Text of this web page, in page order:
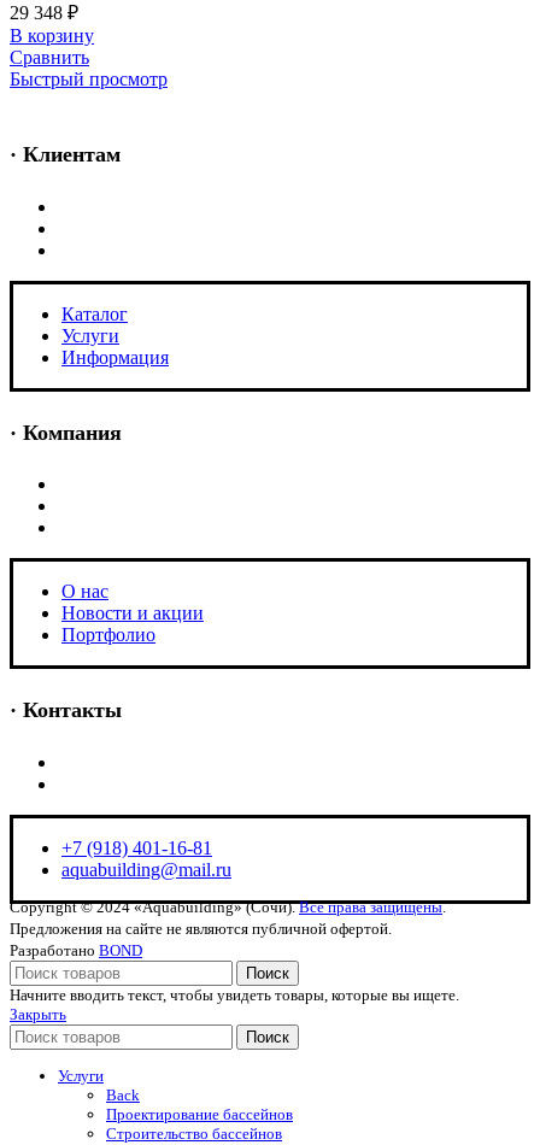
29 348 ₽
В корзину
Сравнить
Быстрый просмотр
· Клиентам
Каталог
Услуги
Информация
· Компания
O нас
Новости и акции
Портфолио
· Контакты
+7 (918) 401-16-81
aquabuilding@mail.ru
Copyright © 2024 «Aquabuilding» (Сочи).Все права защищены.
Предложения на сайте не являются публичной офертой.
Разработано BOND
Поиск
Начните вводить текст, чтобы увидеть товары, которые вы ищете.
Закрыть
Поиск
Услуги
Back
Проектирование бассейнов
Строительство бассейнов